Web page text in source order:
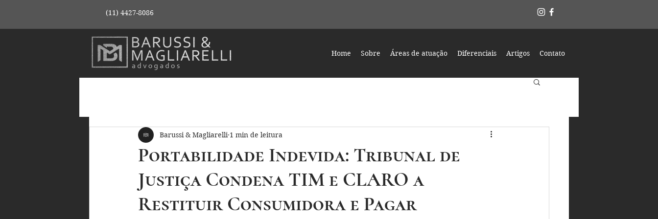
(11) 4427-8086
Home Sobre Áreas de atuação Diferenciais Artigos Contato
Portabilidade Indevida: Tribunal de
Justiça Condena TIM e CLARO a
Restituir Consumidora e Pagar
Barussi & Magliarelli 1 min de leitura